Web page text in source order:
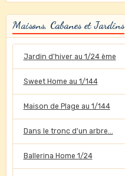
Maisons, Cabanes et Jardins
Jardin d'hiver au 1/24 ème
Sweet Home au 1/144
Maison de Plage au 1/144
Dans le tronc d'un arbre...
Ballerina Home 1/24